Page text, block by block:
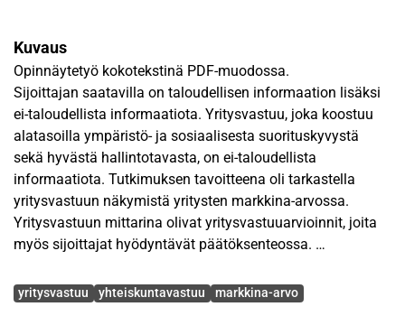
Kuvaus
Opinnäytetyö kokotekstinä PDF-muodossa.
Sijoittajan saatavilla on taloudellisen informaation lisäksi
ei-taloudellista informaatiota. Yritysvastuu, joka koostuu
alatasoilla ympäristö- ja sosiaalisesta suorituskyvystä
sekä hyvästä hallintotavasta, on ei-taloudellista
informaatiota. Tutkimuksen tavoitteena oli tarkastella
yritysvastuun näkymistä yritysten markkina-arvossa.
Yritysvastuun mittarina olivat yritysvastuuarvioinnit, joita
myös sijoittajat hyödyntävät päätöksenteossa.
Tutkimuksen otoksena oli OMX GES Sustainability -
Avainsanat
yritysvastuu yhteiskuntavastuu markkina-arvo